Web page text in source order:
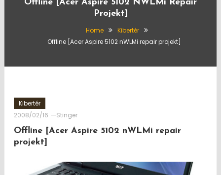
Offline [Acer Aspire 5102 NWLMi Repair
Projekt]
Home
Kibertér
Offline [Acer Aspire 5102 nWLMi repair projekt]
Kibertér
2008/02/16
Stinger
Offline [Acer Aspire 5102 nWLMi repair
projekt]